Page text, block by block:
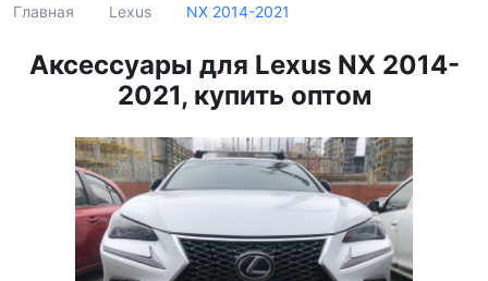
Главная Lexus NX 2014-2021
Аксессуары для Lexus NX 2014-
2021, купить оптом